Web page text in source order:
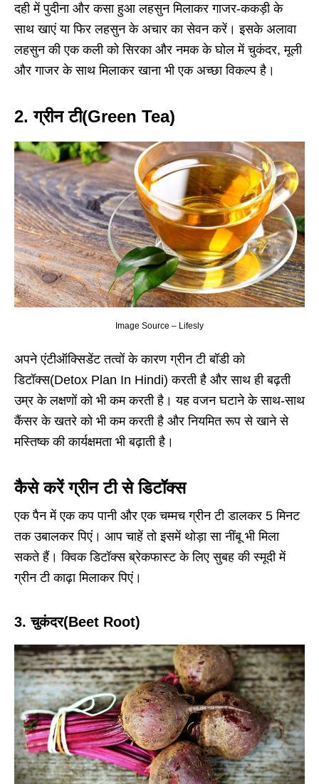
दही में पुदीना और कसा हुआ लहसुन मिलाकर गाजर-ककड़ी के
साथ खाएं या फिर लहसुन के अचार का सेवन करें। इसके अलावा
लहसुन की एक कली को सिरका और नमक के घोल में चुकंदर, मूली
और गाजर के साथ मिलाकर खाना भी एक अच्छा विकल्प है।
2.ग्रीन टी(Green Tea)
Image Source – Lifesly
अपने एंटीऑक्सिडेंट तत्वों के कारण ग्रीन टी बॉडी को
डिटॉक्स(Detox Plan In Hindi) करती है और साथ ही बढ़ती
उम्र के लक्षणों को भी कम करती है। यह वजन घटाने के साथ-साथ
कैंसर के खतरे को भी कम करती है और नियमित रूप से खाने से
मस्तिष्क की कार्यक्षमता भी बढ़ाती है।
कैसे करेंग्रीन टीसे डिटॉक्स
एक पैन में एक कप पानी और एक चम्मच ग्रीन टी डालकर 5 मिनट
तक उबालकर पिएं। आप चाहें तो इसमें थोड़ा सा नींबू भी मिला
सकते हैं। क्विक डिटॉक्स ब्रेकफास्ट के लिए सुबह की स्मूदी में
ग्रीन टी काढ़ा मिलाकर पिएं।
3.चुकंदर(Beet Root)